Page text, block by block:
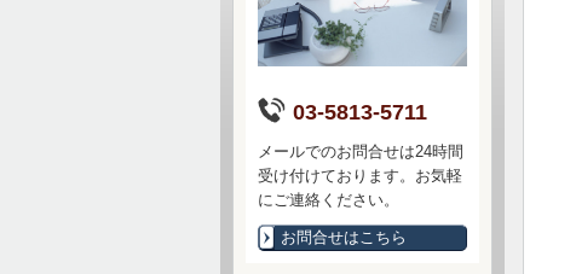
03-5813-5711
メールでのお問合せは24時間
受け付けております。お気軽
にご連絡ください。
お問合せはこちら